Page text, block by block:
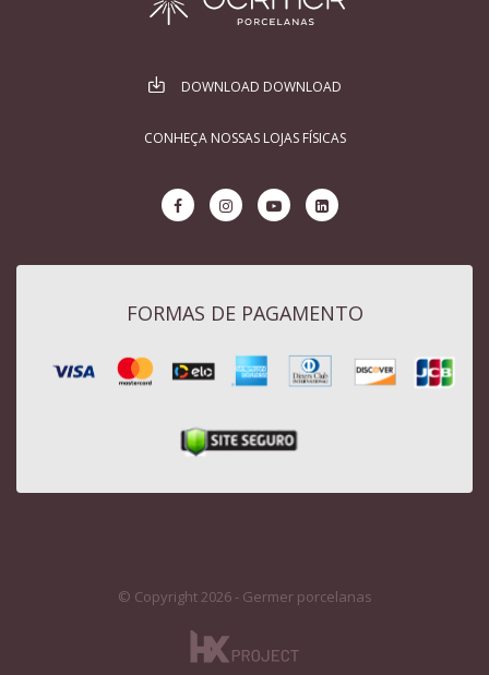
DOWNLOAD DOWNLOAD
CONHEÇA NOSSAS LOJAS FÍSICAS
FORMAS DE PAGAMENTO
© Copyright 2026 - Germer porcelanas